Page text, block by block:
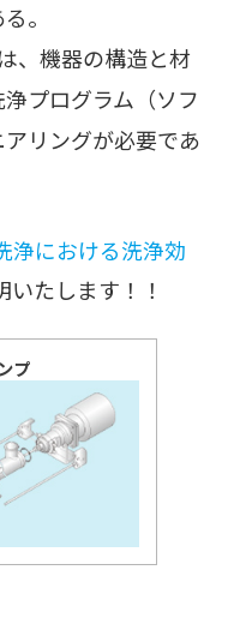
。
、機器の構造と材
プログラム（ソフ
リングが必要であ
浄における洗浄効
たします！！
プ